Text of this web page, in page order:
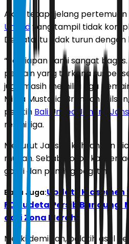
Akan tetapi, jelang
United yang tampil tidak
Dewata itu tidak turun
“Persiapan kami sangat
pemain yang terkena
juga masih memiliki tiga
Mirza Mustafic, Brandon
pelatih Bali United Johnny
resmi liga.
Menurut Jansen kehilangan
mudah. Sebab, sosok kapten
ganti dan penting bagi tim.
Baca Juga:Update Klasemen
FC Kudeta Persib Bandung,
dari Zona Merah
Meski demikian, pelatih asal